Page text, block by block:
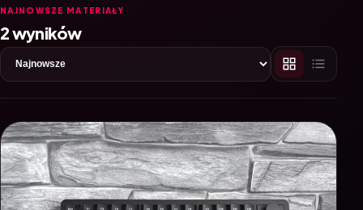
NAJNOWSZE MATERIAŁY
2 wyników